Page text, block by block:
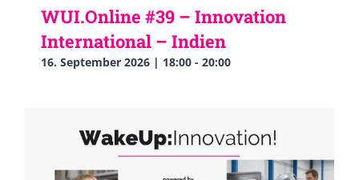
WUI.Online #39 – Innovation
International – Indien
16. September 2026 | 18:00 - 20:00